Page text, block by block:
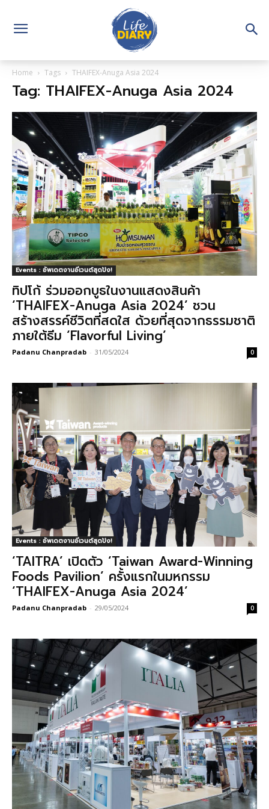
Home Tags THAIFEX-Anuga Asia 2024
Tag: THAIFEX-Anuga Asia 2024
Events : อัพเดตงานอีเวนต์สุดปัง!
ทิปโก้ ร่วมออกบูธในงานแสดงสินค้า
‘THAIFEX-Anuga Asia 2024’ ชวน
สร้างสรรค์ชีวิตที่สดใส ด้วยที่สุดจากธรรมชาติ
ภายใต้ธีม ‘Flavorful Living’
Padanu Chanpradab - 31/05/2024 0
Events : อัพเดตงานอีเวนต์สุดปัง!
‘TAITRA’ เปิดตัว ‘Taiwan Award-Winning
Foods Pavilion’ ครั้งแรกในมหกรรม
‘THAIFEX-Anuga Asia 2024’
Padanu Chanpradab - 29/05/2024 0